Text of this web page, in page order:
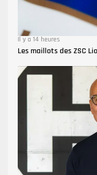
Il y a 14 heures
Les maillots des ZSC